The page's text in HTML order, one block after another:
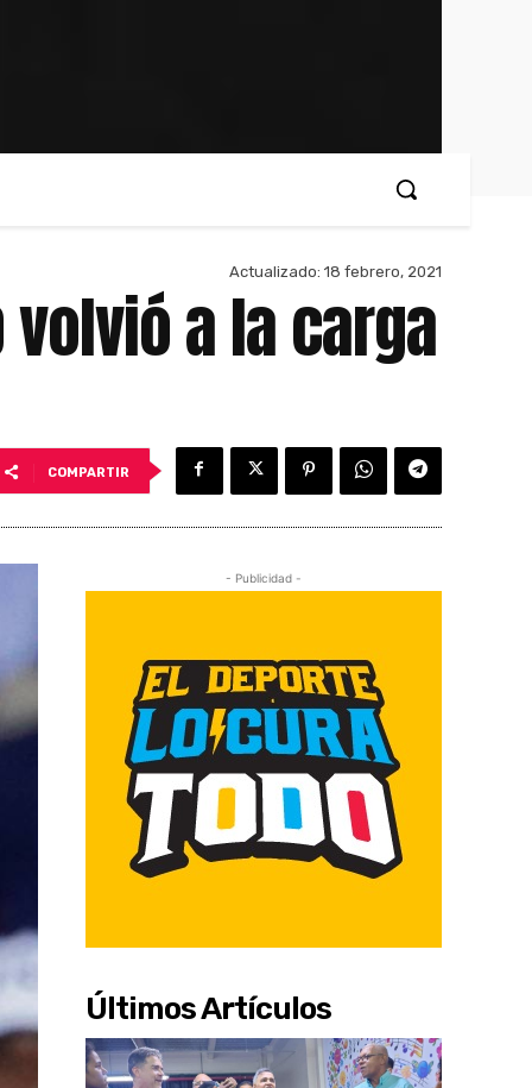
Actualizado: 18 febrero, 2021
a la carga
COMPARTIR
- Publicidad -
Últimos Artículos